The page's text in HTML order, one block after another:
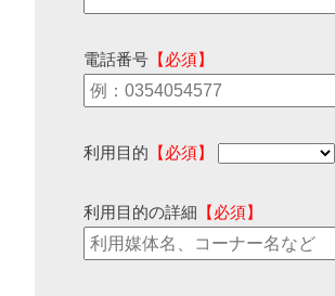
電話番号 【必須】
利用目的 【必須】
利用目的の詳細 【必須】